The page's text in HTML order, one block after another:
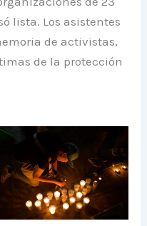
lista. Los asistentes
de activistas,
de la protección